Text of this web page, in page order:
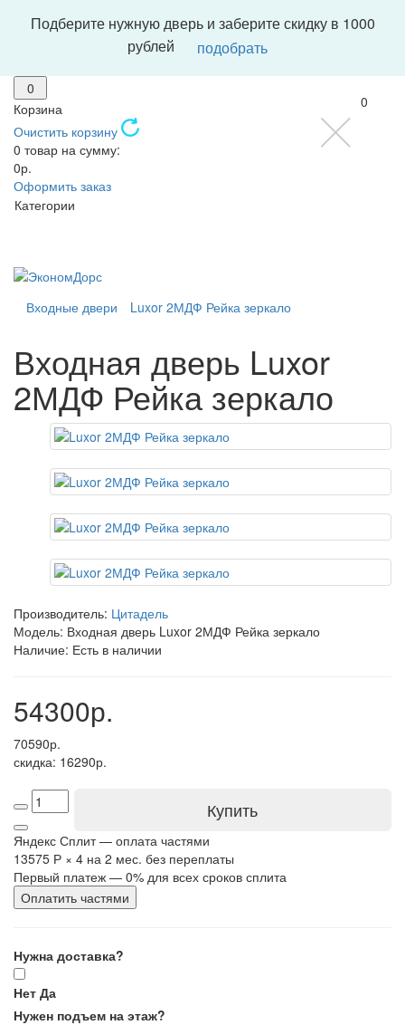
Подберите нужную дверь и заберите скидку в 1000
рублей
подобрать
0
0
Корзина
Очистить корзину
0 товар на сумму:
0р.
Оформить заказ
Категории
Входные двери Luxor 2МДФ Рейка зеркало
Входная дверь Luxor
2МДФ Рейка зеркало
Производитель: Цитадель
Модель: Входная дверь Luxor 2МДФ Рейка зеркало
Наличие: Есть в наличии
54300р.
70590р.
скидка: 16290р.
Купить
Яндекс Сплит — оплата частями
13575 Р × 4 на 2 мес. без переплаты
Первый платеж — 0% для всех сроков сплита
Оплатить частями
Нужна доставка?
Нет Да
Нужен подъем на этаж?